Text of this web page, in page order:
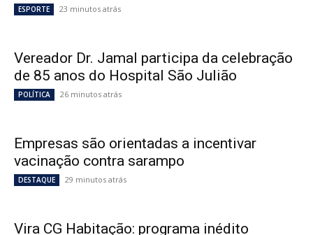
ESPORTE 23 minutos atrás
Vereador Dr. Jamal participa da celebração
de 85 anos do Hospital São Julião
POLÍTICA 26 minutos atrás
Empresas são orientadas a incentivar
vacinação contra sarampo
DESTAQUE 29 minutos atrás
Vira CG Habitação: programa inédito